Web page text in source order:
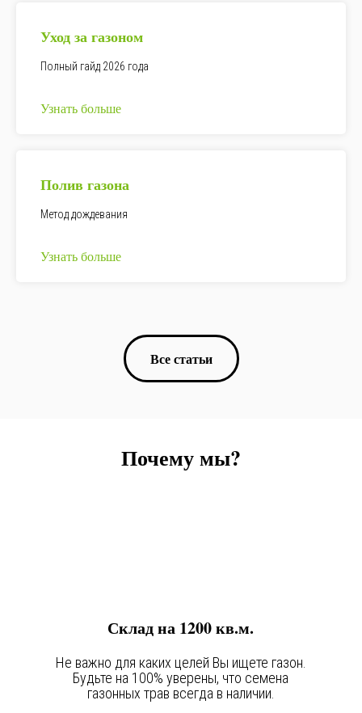
Уход за газоном
Полный гайд 2026 года
Узнать больше
Полив газона
Метод дождевания
Узнать больше
Все статьи
Почему мы?
Склад на 1200 кв.м.
Не важно для каких целей Вы ищете газон.
Будьте на 100% уверены, что семена
газонных трав всегда в наличии.